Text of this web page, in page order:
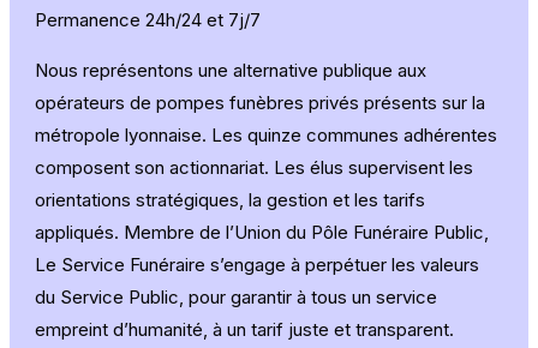
Permanence 24h/24 et 7j/7
Nous représentons une alternative publique aux
opérateurs de pompes funèbres privés présents sur la
métropole lyonnaise. Les quinze communes adhérentes
composent son actionnariat. Les élus supervisent les
orientations stratégiques, la gestion et les tarifs
appliqués. Membre de l’Union du Pôle Funéraire Public,
Le Service Funéraire s’engage à perpétuer les valeurs
du Service Public, pour garantir à tous un service
empreint d’humanité, à un tarif juste et transparent.